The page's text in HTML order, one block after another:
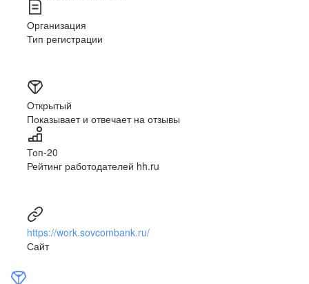
Организация
Тип регистрации
Открытый
Показывает и отвечает на отзывы
Топ-20
Рейтинг работодателей hh.ru
https://work.sovcombank.ru/
Сайт